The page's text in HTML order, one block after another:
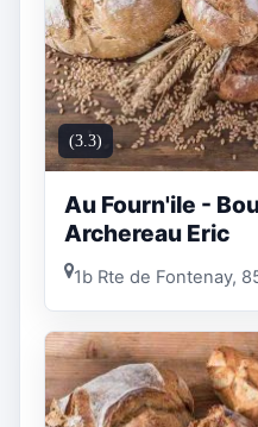
(3.3)
Au Fourn'ile -
Archereau Eric
1b Rte de Fontenay,